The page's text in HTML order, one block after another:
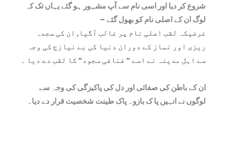
شروع کر دیا اور اسی نام سے آپ مشہور ہو گئے یہاں تک کہ
لوگ ان کے اصلی نام کو بھول گئے –
غرضیکہ لقب اصلی نام پر غالب آگیا, ان کی سجدہ
ریزی اور نماز کے دوران دنیا کی بے نیازج کی وجہ
سے اہل مدینہ نے اسے ” فنافی سجود” کا لقب دے دیا ۔
ان کے باطن کی صفائی اور دل کی پاکیزگی کی وجہ سے
لوگوں نے انہیں پا ک بازو۔ پاک طینت شخصیت قرار دے دیا۔